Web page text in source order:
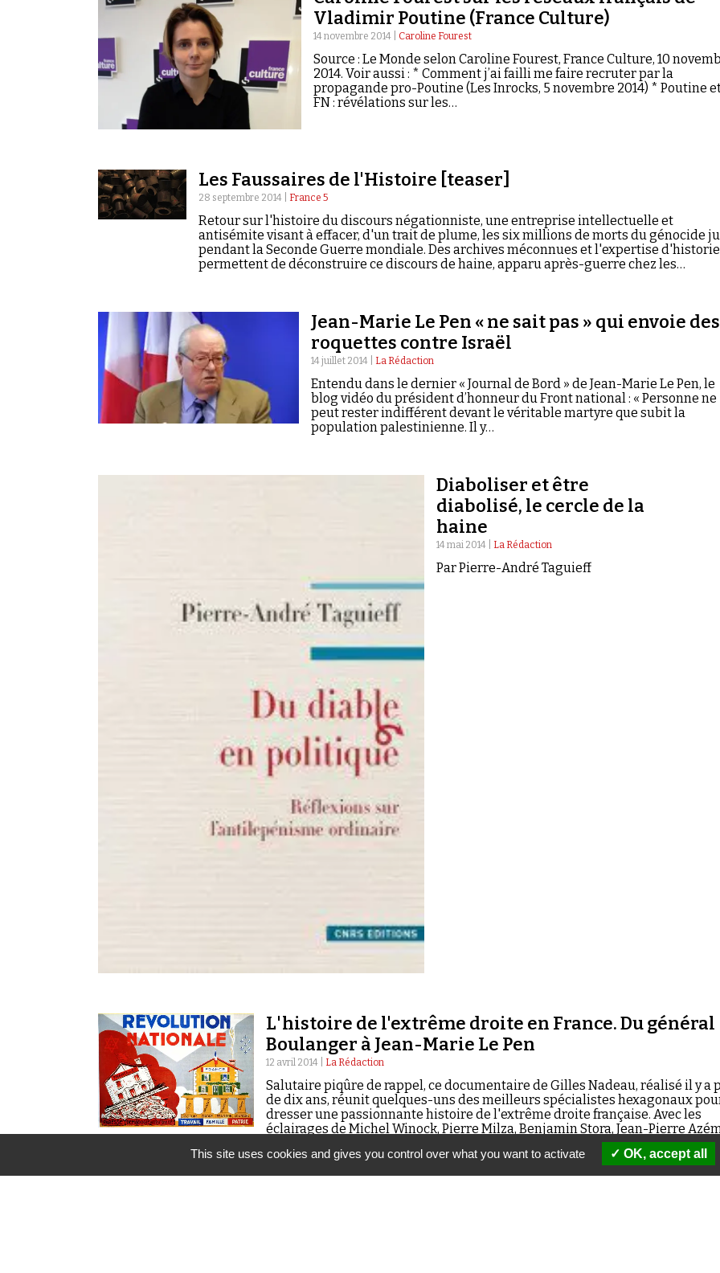
Vladimir Poutine (France Culture)
14 novembre 2014 | Caroline Fourest
Source : Le Monde selon Caroline Fourest, France Culture, 10
2014. Voir aussi : * Comment j’ai failli me faire recruter par la
propagande pro-Poutine (Les Inrocks, 5 novembre 2014) * Poutine
FN : révélations sur les…
Les Faussaires de l'Histoire [teaser]
28 septembre 2014 | France 5
Retour sur l'histoire du discours négationniste, une entreprise intellectuelle et
antisémite visant à effacer, d'un trait de plume, les six millions de morts du génocide
pendant la Seconde Guerre mondiale. Des archives méconnues et l'expertise
permettent de déconstruire ce discours de haine, apparu après-guerre chez les
star déchue du parti communiste Roger Garaudy.
Jean-Marie Le Pen « ne sait pas » qui envoie des
roquettes contre Israël
14 juillet 2014 | La Rédaction
Entendu dans le dernier « Journal de Bord » de Jean-Marie Le Pen, le
blog vidéo du président d’honneur du Front national : « Personne ne
peut rester indifférent devant le véritable martyre que subit la
population palestinienne. Il y…
Diaboliser et être
diabolisé, le cercle de la
haine
14 mai 2014 | La Rédaction
Par Pierre-André Taguieff
L'histoire de l'extrême droite en France. Du général
Boulanger à Jean-Marie Le Pen
12 avril 2014 | La Rédaction
Salutaire piqûre de rappel, ce documentaire de Gilles Nadeau, réalisé il y a
de dix ans, réunit quelques-uns des meilleurs spécialistes hexagonaux
dresser une passionnante histoire de l'extrême droite française. Avec les
éclairages de Michel Winock, Pierre Milza, Benjamin Stora, Jean-Pierre
This site uses cookies and gives you control over what you want to activate OK, accept all